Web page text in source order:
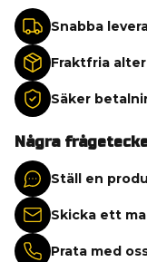
Snabba
Fraktfria
Säker
Några
Ställ en
Skicka ett
Prata med